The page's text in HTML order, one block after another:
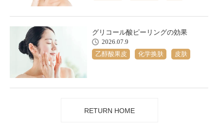
グリコール酸ピーリングの効果
2026.07.9
乙醇酸果皮
化学换肤 皮肤
RETURN HOME